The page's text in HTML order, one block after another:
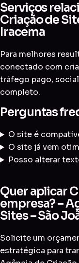
Serviços
Criação de
Iracema
Para melhores
conectado com
tráfego pago,
completo.
Perguntas
O site é
O site já vem
Posso alterar
Quer aplicar
empresa? –
Sites – São
Solicite um
estratégica para